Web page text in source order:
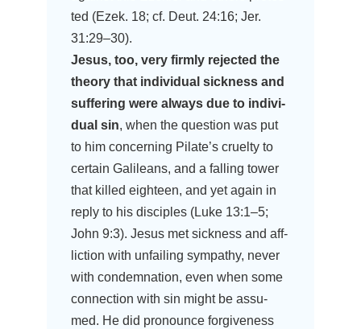
ted (Ezek. 18; cf. Deut. 24:16; Jer.
31:29–30).
Jesus, too, very firm­ly rejec­ted the
theo­ry that indi­vi­du­al sick­ness and
suf­fe­ring were always due to indi­vi­
du­al sin, when the ques­ti­on was put
to him con­cer­ning Pilate’s cruel­ty to
cer­tain Gali­le­ans, and a fal­ling tower
that kil­led eigh­te­en, and yet again in
rep­ly to his disci­ples (Luke 13:1–5;
John 9:3). Jesus met sick­ness and aff­
lic­tion with unfai­ling sym­pa­thy, never
with con­dem­na­ti­on, even when some
con­nec­tion with sin might be assu­
med. He did pro­no­un­ce for­gi­ve­ness